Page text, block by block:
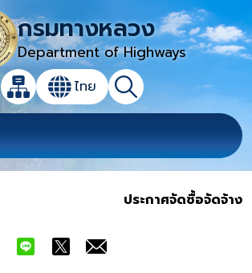
กรมทางหลวง
Department of Highways
แผนผังเว็บไซต์
เปลี่ยนภาษา
ไทย ค้นหา
เปิดกล่องค้นหาข้อมูลหลักของเว็บไซต์
ประกาศจัดซื้อจัดจ้าง